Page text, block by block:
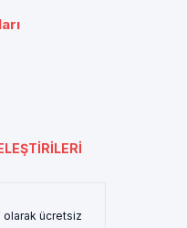
olarak ücretsiz